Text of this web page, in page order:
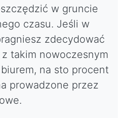
w gruncie
czasu. Jeśli w
zdecydować
z takim nowoczesnym
na sto procent
prowadzone przez